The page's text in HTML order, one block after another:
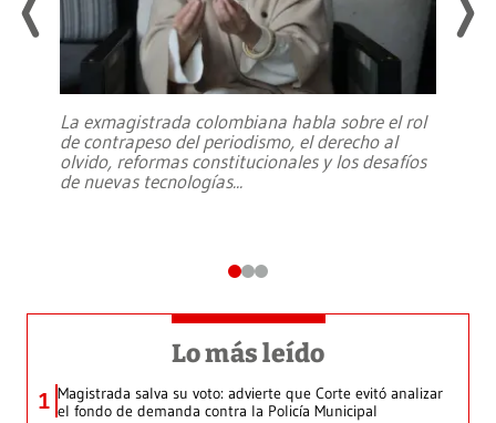
La exmagistrada colombiana habla sobre el rol
de contrapeso del periodismo, el derecho al
olvido, reformas constitucionales y los desafíos
de nuevas tecnologías...
Lo más leído
1 Magistrada salva su voto: advierte que Corte evitó analizar
el fondo de demanda contra la Policía Municipal